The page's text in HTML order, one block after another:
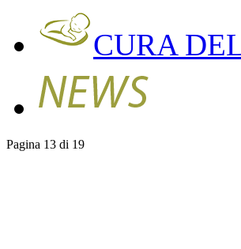
CURA
Pagina 13 di 19